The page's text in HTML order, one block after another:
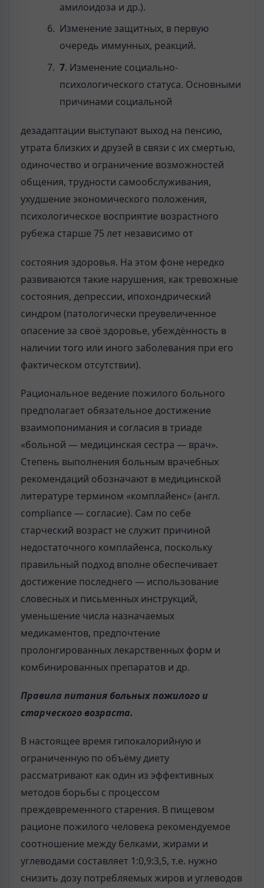
амилоидоза и др.).
Изменение защитных, в первую
очередь иммунных, реакций.
7. Изменение социально-
психологического статуса. Основными
причинами социальной
дезадаптации выступают выход на пенсию,
утрата близких и друзей в связи с их смертью,
одиночество и ограничение возможностей
общения, трудности самообслуживания,
ухудшение экономического положения,
психологическое восприятие возрастного
рубежа старше 75 лет независимо от
состояния здоровья. На этом фоне нередко
развиваются такие нарушения, как тревожные
состояния, депрессии, ипохондрический
синдром (патологически преувеличенное
опасение за своё здоровье, убеждённость в
наличии того или иного заболевания при его
фактическом отсутствии).
Рациональное ведение пожилого больного
предполагает обязательное достижение
взаимопонимания и согласия в триаде
«больной — медицинская сестра — врач».
Степень выполнения больным врачебных
рекомендаций обозначают в медицинской
литературе термином «комплайенс» (англ.
compliance — согласие). Сам по себе
старческий возраст не служит причиной
недостаточного комплайенса, поскольку
правильный подход вполне обеспечивает
достижение последнего — использование
словесных и письменных инструкций,
уменьшение числа назначаемых
медикаментов, предпочтение
пролонгированных лекарственных форм и
комбинированных препаратов и др.
Правила питания больных пожилого и
старческого возраста.
В настоящее время гипокалорийную и
ограниченную по объёму диету
рассматривают как один из эффективных
методов борьбы с процессом
преждевременного старения. В пищевом
рационе пожилого человека рекомендуемое
соотношение между белками, жирами и
углеводами составляет 1:0,9:3,5, т.е. нужно
снизить дозу потребляемых жиров и углеводов